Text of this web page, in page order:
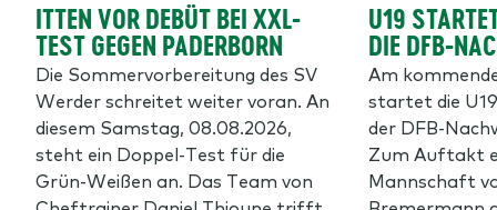
ITTEN VOR DEBÜT BEI XXL-
TEST GEGEN PADERBORN
Die Sommervorbereitung des SV
Werder schreitet weiter voran. An
diesem Samstag, 08.08.2026,
steht ein Doppel-Test für die
Grün-Weißen an. Das Team von
U19
DIE DFB-
Am
startet die
der DFB-
Zum Auftakt
Mannschaft